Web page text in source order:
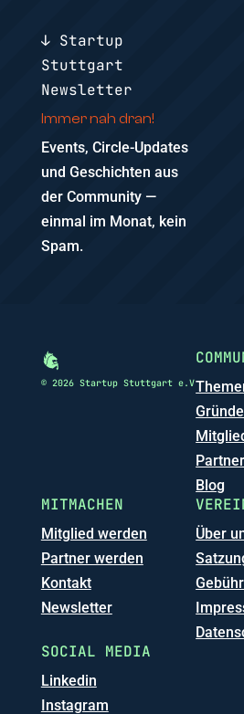
↓ Startup
Stuttgart
Newsletter
Immer nah dran!
Events, Circle-Updates
und Geschichten aus
der Community —
einmal im Monat, kein
Spam.
© 2026 Startup Stuttgart e.V
Partner
Blog
MITMACHEN
Mitglied werden
Partner werden
Kontakt
Newsletter
Über
SOCIAL MEDIA
Linkedin
Instagram